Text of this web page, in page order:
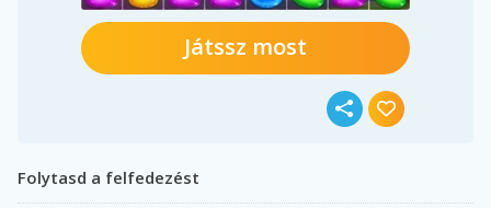
Játssz most
Folytasd a felfedezést